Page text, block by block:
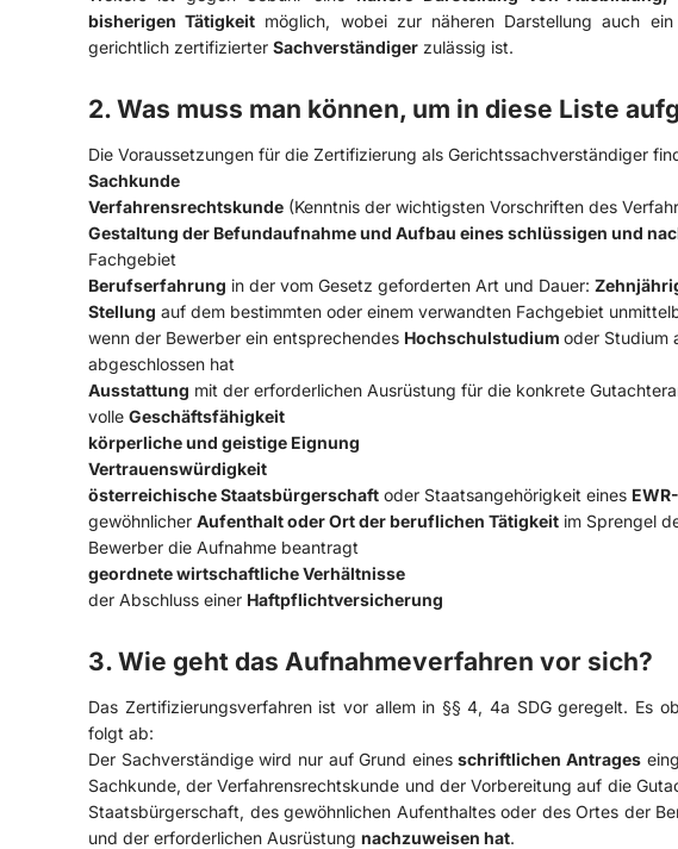
bisherigen Tätigkeit möglich, wobei zur näheren Darstellung auch ein
gerichtlich zertifizierter Sachverständiger zulässig ist.
2. Was muss man können, um in diese Liste
Die Voraussetzungen für die Zertifizierung als Gerichtssachverständiger
Sachkunde
Verfahrensrechtskunde (Kenntnis der wichtigsten Vorschriften des
Gestaltung der Befundaufnahme und Aufbau eines schlüssigen und
Fachgebiet
Berufserfahrung in der vom Gesetz geforderten Art und Dauer:
Stellung auf dem bestimmten oder einem verwandten Fachgebiet
wenn der Bewerber ein entsprechendes Hochschulstudium oder Studium
abgeschlossen hat
Ausstattung mit der erforderlichen Ausrüstung für die konkrete
volle Geschäftsfähigkeit
körperliche und geistige Eignung
Vertrauenswürdigkeit
österreichische Staatsbürgerschaft oder Staatsangehörigkeit eines
gewöhnlicher Aufenthalt oder Ort der beruflichen Tätigkeit im Sprengel
Bewerber die Aufnahme beantragt
geordnete wirtschaftliche Verhältnisse
der Abschluss einer Haftpflichtversicherung
3. Wie geht das Aufnahmeverfahren vor sich?
Das Zertifizierungsverfahren ist vor allem in §§ 4, 4a SDG geregelt. Es
folgt ab:
Der Sachverständige wird nur auf Grund einesschriftlichen Antrages
Sachkunde, der Verfahrensrechtskunde und der Vorbereitung auf die
Staatsbürgerschaft, des gewöhnlichen Aufenthaltes oder des Ortes der
und der erforderlichen Ausrüstung nachzuweisen hat.